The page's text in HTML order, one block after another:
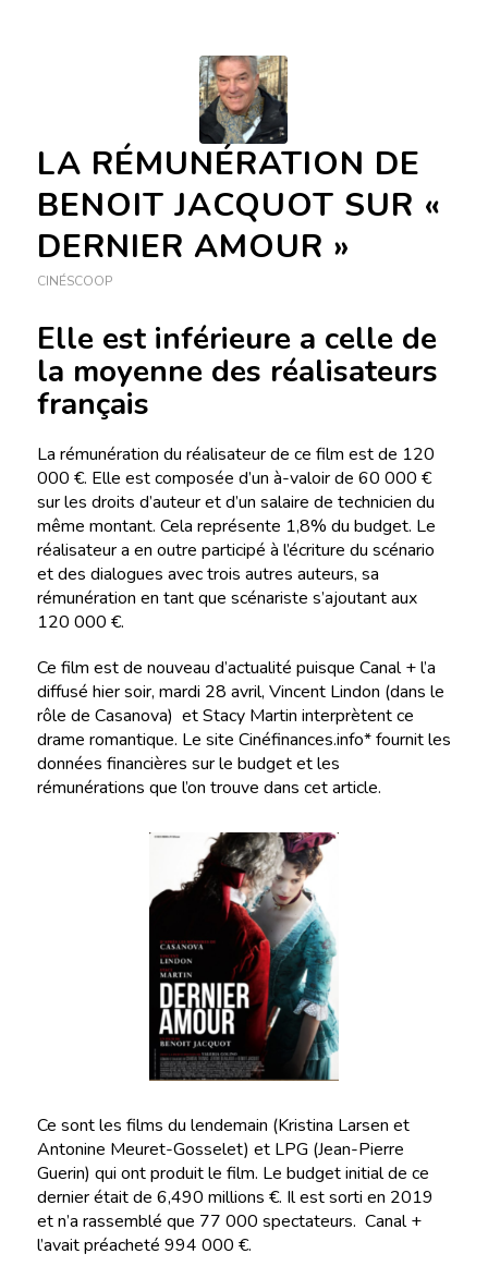
LA RÉMUNÉRATION DE
BENOIT JACQUOT SUR «
DERNIER AMOUR »
CINÉSCOOP
Elle est inférieure a celle de
la moyenne des réalisateurs
français
La rémunération du réalisateur de ce film est de 120
000 €. Elle est composée d’un à-valoir de 60 000 €
sur les droits d’auteur et d’un salaire de technicien du
même montant. Cela représente 1,8% du budget. Le
réalisateur a en outre participé à l’écriture du scénario
et des dialogues avec trois autres auteurs, sa
rémunération en tant que scénariste s’ajoutant aux
120 000 €.
Ce film est de nouveau d’actualité puisque Canal + l’a
diffusé hier soir, mardi 28 avril, Vincent Lindon (dans le
rôle de Casanova) et Stacy Martin interprètent ce
drame romantique. Le site Cinéfinances.info* fournit les
données financières sur le budget et les
rémunérations que l’on trouve dans cet article.
Ce sont les films du lendemain (Kristina Larsen et
Antonine Meuret-Gosselet) et LPG (Jean-Pierre
Guerin) qui ont produit le film. Le budget initial de ce
dernier était de 6,490 millions €. Il est sorti en 2019
et n’a rassemblé que 77 000 spectateurs. Canal +
l’avait préacheté 994 000 €.